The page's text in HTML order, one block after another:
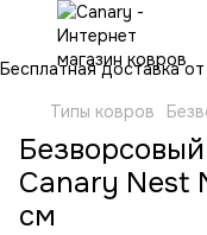
Бесплатная доставка
Типы ковров
Canary Nest
см